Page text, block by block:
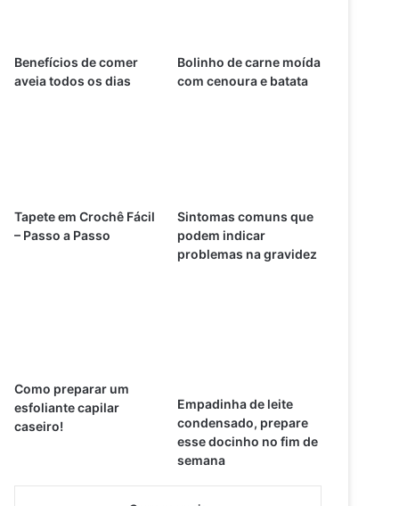
Benefícios de comer
aveia todos os dias
Bolinho de carne moída
com cenoura e batata
Tapete em Crochê Fácil
– Passo a Passo
Sintomas comuns que
podem indicar
problemas na gravidez
Como preparar um
esfoliante capilar
caseiro!
Empadinha de leite
condensado, prepare
esse docinho no fim de
semana